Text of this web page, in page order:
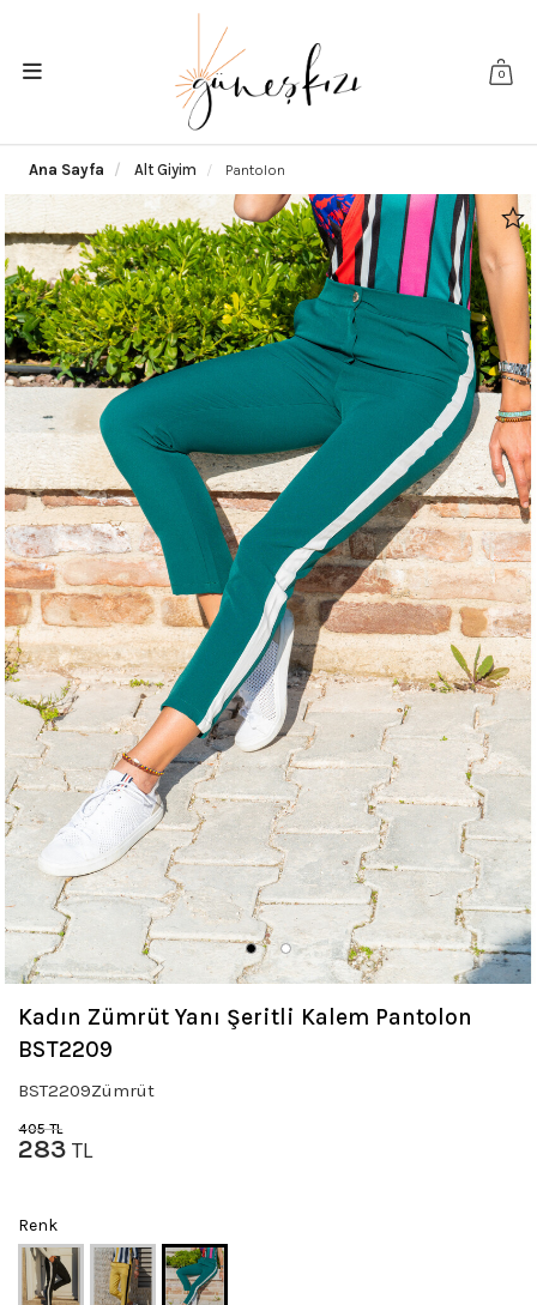
0
Ana Sayfa Alt Giyim Pantolon
Kadın Zümrüt Yanı Şeritli Kalem Pantolon
BST2209
BST2209Zümrüt
405TL
283 TL
Renk